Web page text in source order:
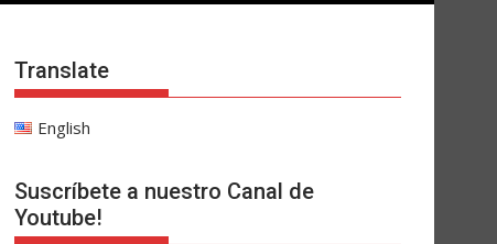
Translate
English
Suscríbete a nuestro Canal de
Youtube!